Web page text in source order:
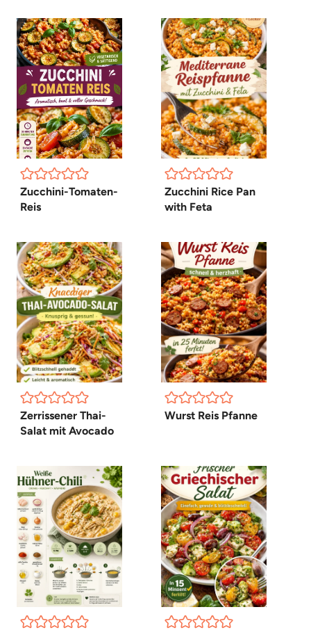
Zucchini-Tomaten-
Reis
Zucchini Rice Pan
with Feta
Zerrissener Thai-
Salat mit Avocado
Wurst Reis Pfanne